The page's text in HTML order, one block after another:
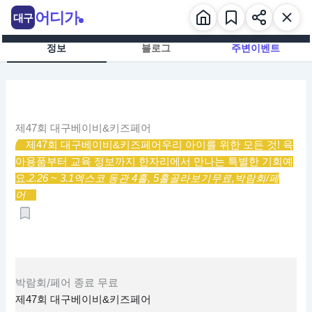
츠
정보 블로그 주변이벤트
제47회 대구베이비&키즈페어
제47회 대구베이비&키즈페어 우리 아이를 위한 모든 것! 육
아용품부터 교육 정보까지 한자리에서 만나는 특별한 기회예
요.2.26 ~ 3.1엑스코 동관 4홀, 5홀골라보기무료,박람회/페
어
박람회/페어 종료 무료
제47회 대구베이비&키즈페어
대구 어디가